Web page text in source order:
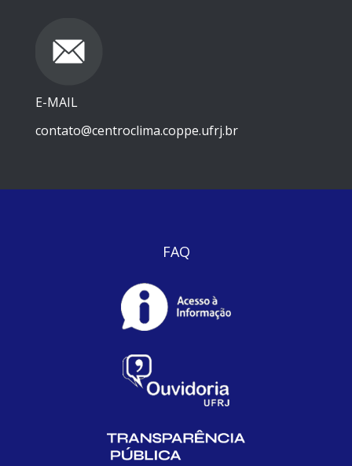
E-MAIL
contato@centroclima.coppe.ufrj.br
FAQ